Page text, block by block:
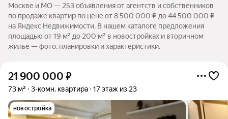
Москве и МО — 253 объявления от агентств и собственников
по продаже квартир по цене от 8 500 000 ₽ до 44 500 000 ₽
на Яндекс Недвижимости. В нашем каталоге предложения
площадью от 19 м² до 200 м² в новостройках и вторичном
жилье — фото, планировки и характеристики.
21 900 000 ₽
73 м² 3-комн. квартира 17 этаж из 23
новостройка